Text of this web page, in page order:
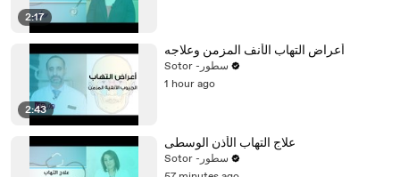
2:17
2:43
أعراض التهاب الأنف المزمن وعلاجه
Sotor -سطور
1 hour ago
علاج التهاب الأذن الوسطى
Sotor -سطور